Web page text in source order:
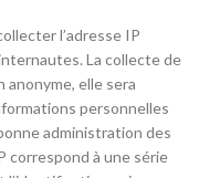
l’adresse IP
La collecte de
elle sera
personnelles
administration des
correspond à une série